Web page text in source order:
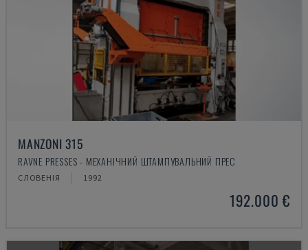
MANZONI 315
RAVNE PRESSES - МЕХАНІЧНИЙ ШТАМПУВАЛЬНИЙ ПРЕС
СЛОВЕНІЯ 1992
192.000 €